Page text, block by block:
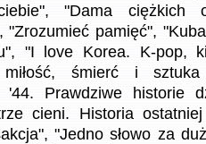
"Dama ciężkich
"Zrozumieć pamięć",
"I love Korea. K-pop,
śmierć i sztuka
'44. Prawdziwe historie
cieni. Historia
"Jedno słowo za